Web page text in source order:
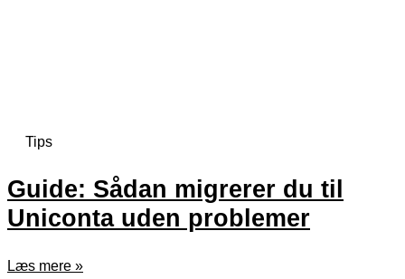
Tips
Guide: Sådan migrerer du til
Uniconta uden problemer
Læs mere »